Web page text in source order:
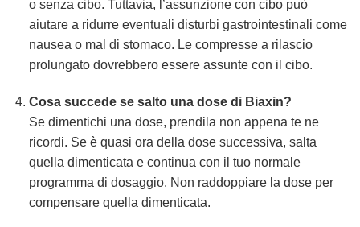
o senza cibo. Tuttavia, l’assunzione con cibo può
aiutare a ridurre eventuali disturbi gastrointestinali come
nausea o mal di stomaco. Le compresse a rilascio
prolungato dovrebbero essere assunte con il cibo.
Cosa succede se salto una dose di Biaxin?
Se dimentichi una dose, prendila non appena te ne
ricordi. Se è quasi ora della dose successiva, salta
quella dimenticata e continua con il tuo normale
programma di dosaggio. Non raddoppiare la dose per
compensare quella dimenticata.